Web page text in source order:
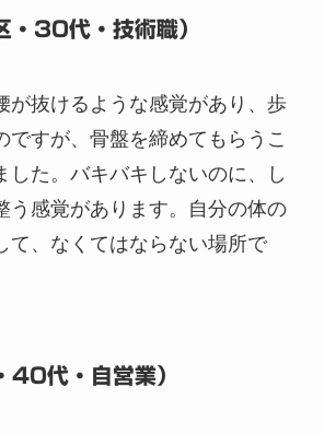
・30代・技術職）
が抜けるような感覚があり、歩
ですが、骨盤を締めてもらうこ
した。バキバキしないのに、し
う感覚があります。自分の体の
て、なくてはならない場所で
代・自営業）